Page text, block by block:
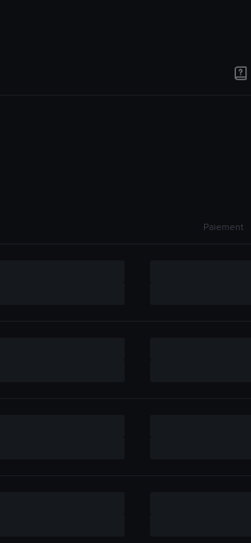
Paiement